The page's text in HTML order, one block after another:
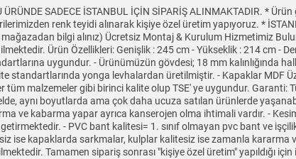
SADECE İSTANBUL İÇİN SİPARİŞ ALINMAKTADIR. *
renk teyidi alınarak kişiye özel üretim yapıyoruz. *
bilgi alınız) Ücretsiz Montaj & Kurulum Hizmetimiz
Ürün Özellikleri: Genişlik : 245 cm - Yükseklik : 214 cm -
uygundur. - Ürünümüzün gövdesi; 18 mm kalınlığında
standartlarında yonga levhalardan üretilmiştir. - Kapaklar MDF
tüm malzemeler gibi birinci kalite olup TSE' ye uygundur. Garanti:
aynı boyutlarda ama çok daha ucuza satılan ürünlerde
ve kabarma yapar ayrıca kanserojen olma ihtimali vardır. -
- PVC bant kalitesi= 1. sınıf olmayan pvc bant ve
ise kapaklarda sarkmalar, kulplar kalitesiz ise zamanla
Tamamen sipariş sonrası "kişiye özel üretim" yapıldığı